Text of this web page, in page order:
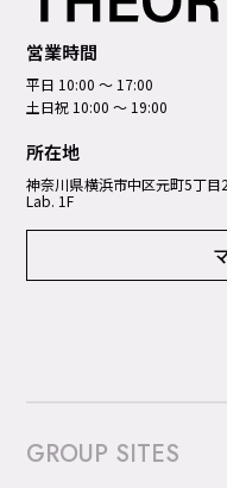
営業時間
平日 10:00 ～ 17:00
土日祝 10:00 ～ 19:00
所在地
神奈川県横浜市中区元町5丁⽬
Lab. 1F
GROUP SITES